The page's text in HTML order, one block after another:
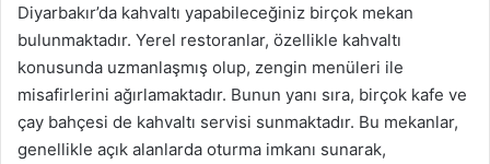
Diyarbakır’da kahvaltı yapabileceğiniz birçok mekan
bulunmaktadır. Yerel restoranlar, özellikle kahvaltı
konusunda uzmanlaşmış olup, zengin menüleri ile
misafirlerini ağırlamaktadır. Bunun yanı sıra, birçok kafe ve
çay bahçesi de kahvaltı servisi sunmaktadır. Bu mekanlar,
genellikle açık alanlarda oturma imkanı sunarak,